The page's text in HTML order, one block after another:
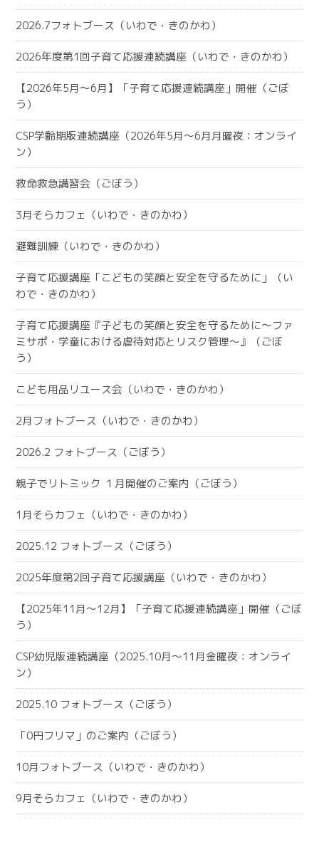
2026.7フォトブース（いわで・きのかわ）
2026年度第1回子育て応援連続講座（いわで・きのかわ）
【2026年5月～6月】「子育て応援連続講座」開催（ごぼ
う）
CSP学齢期版連続講座（2026年5月～6月月曜夜：オンライ
ン）
救命救急講習会（ごぼう）
3月そらカフェ（いわで・きのかわ）
避難訓練（いわで・きのかわ）
子育て応援講座「こどもの笑顔と安全を守るために」（い
わで・きのかわ）
子育て応援講座『子どもの笑顔と安全を守るために～ファ
ミサポ・学童における虐待対応とリスク管理～』（ごぼ
う）
こども用品リユース会（いわで・きのかわ）
2月フォトブース（いわで・きのかわ）
2026.2 フォトブース（ごぼう）
親子でリトミック １月開催のご案内（ごぼう）
1月そらカフェ（いわで・きのかわ）
2025.12 フォトブース（ごぼう）
2025年度第2回子育て応援講座（いわで・きのかわ）
【2025年11月～12月】「子育て応援連続講座」開催（ごぼ
う）
CSP幼児版連続講座（2025.10月～11月金曜夜：オンライ
ン）
2025.10 フォトブース（ごぼう）
「0円フリマ」のご案内（ごぼう）
10月フォトブース（いわで・きのかわ）
9月そらカフェ（いわで・きのかわ）